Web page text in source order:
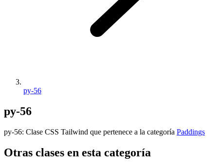
py-56
py-56
py-56: Clase CSS Tailwind que pertenece a la categoría Paddings
Otras clases en esta categoría